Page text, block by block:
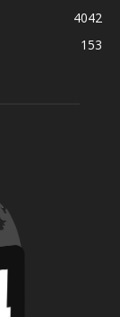
4042
153